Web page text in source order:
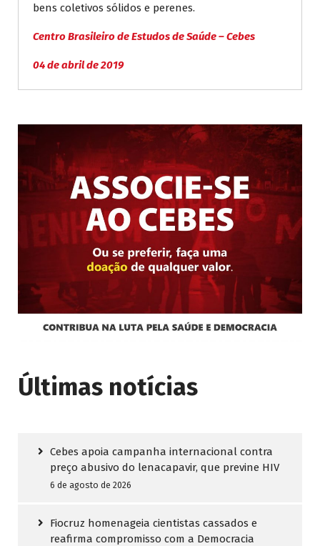
bens coletivos sólidos e perenes.
Centro Brasileiro de Estudos de Saúde – Cebes
04 de abril de 2019
Últimas notícias
Cebes apoia campanha internacional contra
preço abusivo do lenacapavir, que previne HIV
6 de agosto de 2026
Fiocruz homenageia cientistas cassados e
reafirma compromisso com a Democracia